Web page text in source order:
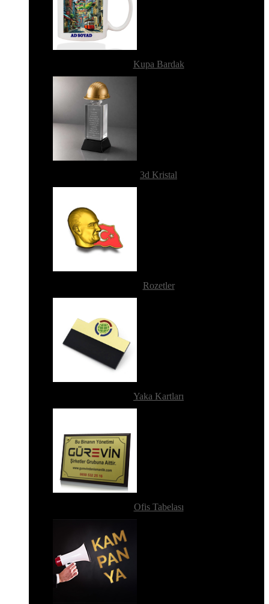
Kupa Bardak
3d Kristal
Rozetler
Yaka Kartları
Ofis Tabelası